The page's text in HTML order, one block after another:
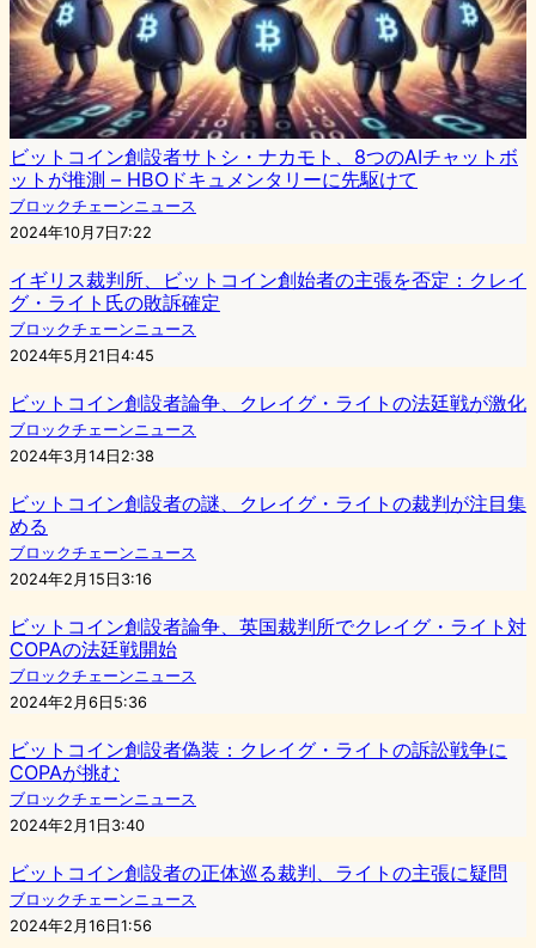
ビットコイン創設者サトシ・ナカモト、8つのAIチャットボ
ットが推測 – HBOドキュメンタリーに先駆けて
ブロックチェーンニュース
2024年10月7日7:22
イギリス裁判所、ビットコイン創始者の主張を否定：クレイ
グ・ライト氏の敗訴確定
ブロックチェーンニュース
2024年5月21日4:45
ビットコイン創設者論争、クレイグ・ライトの法廷戦が激化
ブロックチェーンニュース
2024年3月14日2:38
ビットコイン創設者の謎、クレイグ・ライトの裁判が注目集
める
ブロックチェーンニュース
2024年2月15日3:16
ビットコイン創設者論争、英国裁判所でクレイグ・ライト対
COPAの法廷戦開始
ブロックチェーンニュース
2024年2月6日5:36
ビットコイン創設者偽装：クレイグ・ライトの訴訟戦争に
COPAが挑む
ブロックチェーンニュース
2024年2月1日3:40
ビットコイン創設者の正体巡る裁判、ライトの主張に疑問
ブロックチェーンニュース
2024年2月16日1:56